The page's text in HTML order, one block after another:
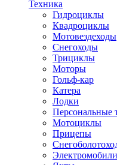
Техника
Гидроциклы
Квадроциклы
Мотовездеходы
Снегоходы
Трициклы
Моторы
Гольф-кар
Катера
Лодки
Персональные
Мотоциклы
Прицепы